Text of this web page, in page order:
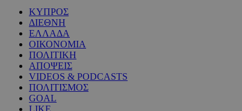
ΚΥΠΡΟΣ
ΔΙΕΘΝΗ
ΕΛΛΑΔΑ
ΟΙΚΟΝΟΜΙΑ
ΠΟΛΙΤΙΚΗ
ΑΠΟΨΕΙΣ
VIDEOS & PODCASTS
ΠΟΛΙΤΙΣΜΟΣ
GOAL